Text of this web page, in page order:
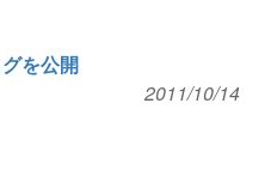
を公開
2011/10/14